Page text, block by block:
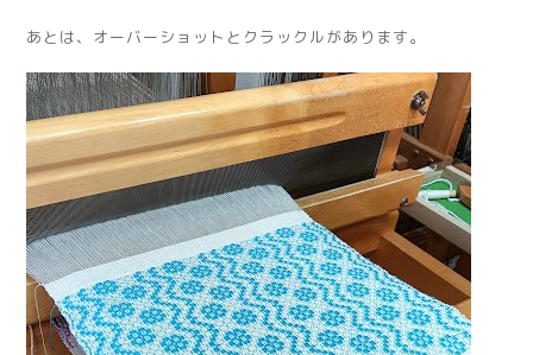
あとは、オーバーショットとクラックルがあります。